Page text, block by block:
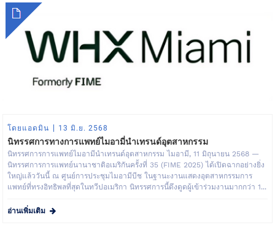
โดยแอดมิน 13 มิ.ย. 2568
นิทรรศการทางการแพทย์ไมอามี่นำเทรนด์อุตสาหกรรม
นิทรรศการการแพทย์ไมอามีนำเทรนด์อุตสาหกรรม ไมอามี, 11 มิถุนายน 2568 —
นิทรรศการการแพทย์นานาชาติอเมริกันครั้งที่ 35 (FIME 2025) ได้เปิดฉากอย่างยิ่ง
ใหญ่แล้ววันนี้ ณ ศูนย์การประชุมไมอามีบีช ในฐานะงานแสดงอุตสาหกรรมการ
แพทย์ที่ทรงอิทธิพลที่สุดในทวีปอเมริกา นิทรรศการนี้ดึงดูดผู้เข้าร่วมงานมากกว่า 1...
อ่านเพิ่มเติม